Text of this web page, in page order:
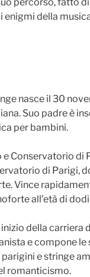
enigmi della
nasce il 30
Suo padre è
per bambini.
Conservatorio di
di Parigi,
Vince
all’età di
della carriera
e compone le
e stringe
romanticismo.